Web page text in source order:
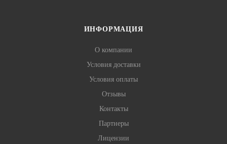
ИНФОРМАЦИЯ
О компании
Условия доставки
Условия оплаты
Отзывы
Контакты
Партнеры
Лицензии